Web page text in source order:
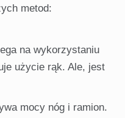
metod:
na wykorzystaniu
użycie rąk. Ale, jest
mocy nóg i ramion.